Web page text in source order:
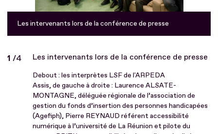
Les intervenants lors de la conférence de presse
Les intervenants lors de la conférence de presse
Debout : les interprètes LSF de l'ARPEDA
Assis, de gauche à droite : Laurence ALSATE-
MONTAGNE, déléguée régionale de l’association de
gestion du fonds d’insertion des personnes handicapées
(Agefiph), Pierre REYNAUD référent accessibilité
numérique à l’université de La Réunion et pilote du
Diapo
1 /sur
4